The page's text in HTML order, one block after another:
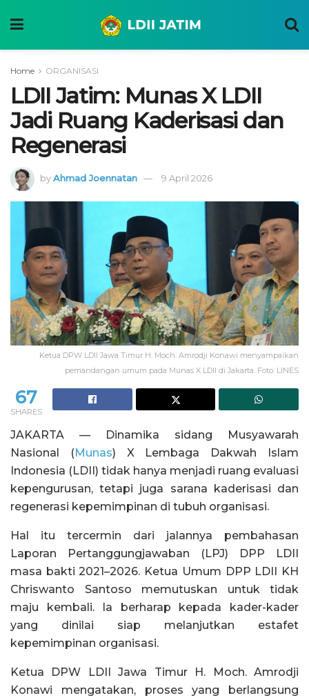
Home ORGANISASI
LDII Jatim: Munas X LDII
Jadi Ruang Kaderisasi dan
Regenerasi
byAhmad Joennatan 9 April 2026
Ketua DPW LDII Jawa Timur H. Moch. Amrodji Konawi menyampaikan
pemandangan umum pada Munas X LDII di Jakarta. Foto: LINES
67
SHARES
JAKARTA — Dinamika sidang Musyawarah
Nasional (Munas) X Lembaga Dakwah Islam
Indonesia (LDII) tidak hanya menjadi ruang evaluasi
kepengurusan, tetapi juga sarana kaderisasi dan
regenerasi kepemimpinan di tubuh organisasi.
Hal itu tercermin dari jalannya pembahasan
Laporan Pertanggungjawaban (LPJ) DPP LDII
masa bakti 2021–2026. Ketua Umum DPP LDII KH
Chriswanto Santoso memutuskan untuk tidak
maju kembali. Ia berharap kepada kader-kader
yang dinilai siap melanjutkan estafet
kepemimpinan organisasi.
Ketua DPW LDII Jawa Timur H. Moch. Amrodji
Konawi mengatakan, proses yang berlangsung